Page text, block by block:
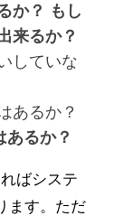
か？ もし
来るか？
していな
あるか？
あるか？
ばシステ
ます。ただ